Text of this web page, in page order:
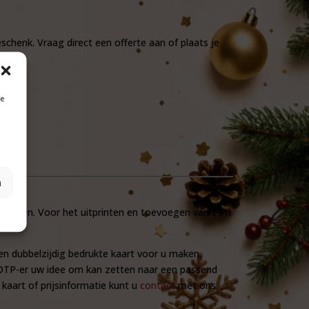
Vraag direct een offerte aan of plaats je
Voor het uitprinten en toevoegen van zo’n
dubbelzijdig bedrukte kaart voor u maken.
er uw idee om kan zetten naar een passend
of prijsinformatie kunt u contactmet ons